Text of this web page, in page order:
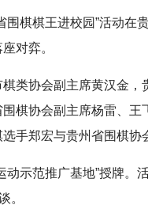
棋棋王进校园”活动在
对弈。
协会副主席黄汉金，
棋协会副主席杨雷、
手郑宏与贵州省围棋协
范推广基地”授牌。
。